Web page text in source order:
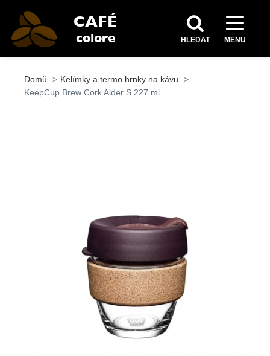
HLEDAT MENU
Domů
Kelímky a termo hrnky na kávu
KeepCup Brew Cork Alder S 227 ml